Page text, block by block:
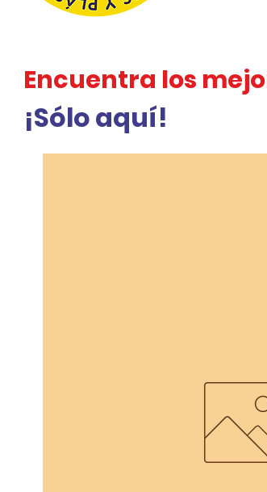
Encuentra los
¡Sólo aquí!